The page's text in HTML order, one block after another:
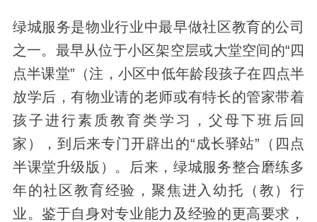
绿城服务是物业行业中最早做社区教育的公司
之一。最早从位于小区架空层或大堂空间的“四
点半课堂”（注，小区中低年龄段孩子在四点半
放学后，有物业请的老师或有特长的管家带着
孩子进行素质教育类学习，父母下班后回
家），到后来专门开辟出的“成长驿站”（四点
半课堂升级版）。后来，绿城服务整合磨练多
年的社区教育经验，聚焦进入幼托（教）行
业。鉴于自身对专业能力及经验的更高要求，